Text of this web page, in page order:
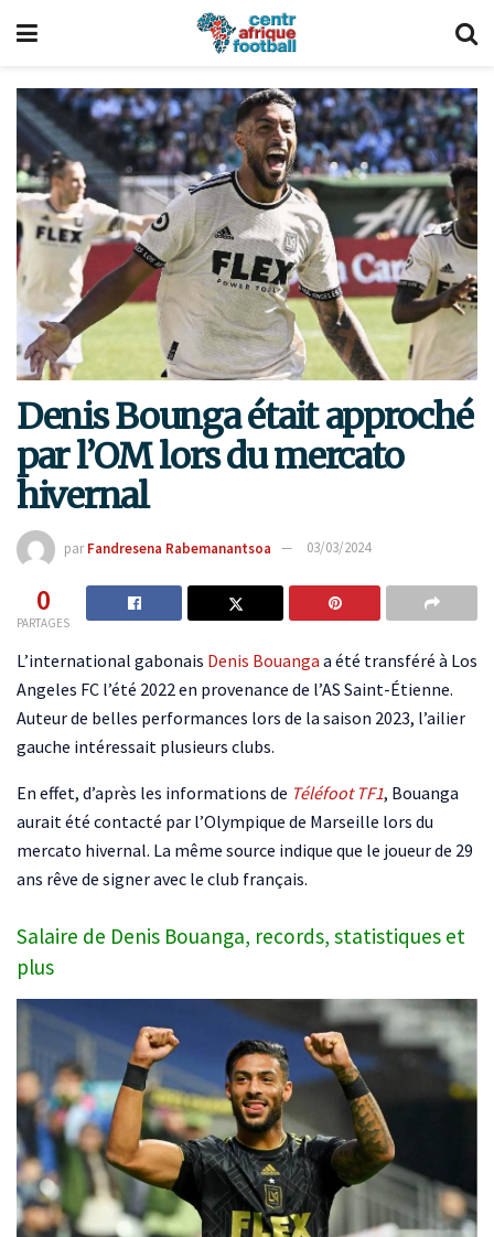
Denis Bounga était approché
par l’OM lors du mercato
hivernal
par Fandresena Rabemanantsoa 03/03/2024
0
PARTAGES
L’international gabonais Denis Bouanga a été transféré à Los
Angeles FC l’été 2022 en provenance de l’AS Saint-Étienne.
Auteur de belles performances lors de la saison 2023, l’ailier
gauche intéressait plusieurs clubs.
En effet, d’après les informations de Téléfoot TF1, Bouanga
aurait été contacté par l’Olympique de Marseille lors du
mercato hivernal. La même source indique que le joueur de 29
ans rêve de signer avec le club français.
Salaire de Denis Bouanga, records, statistiques et
plus